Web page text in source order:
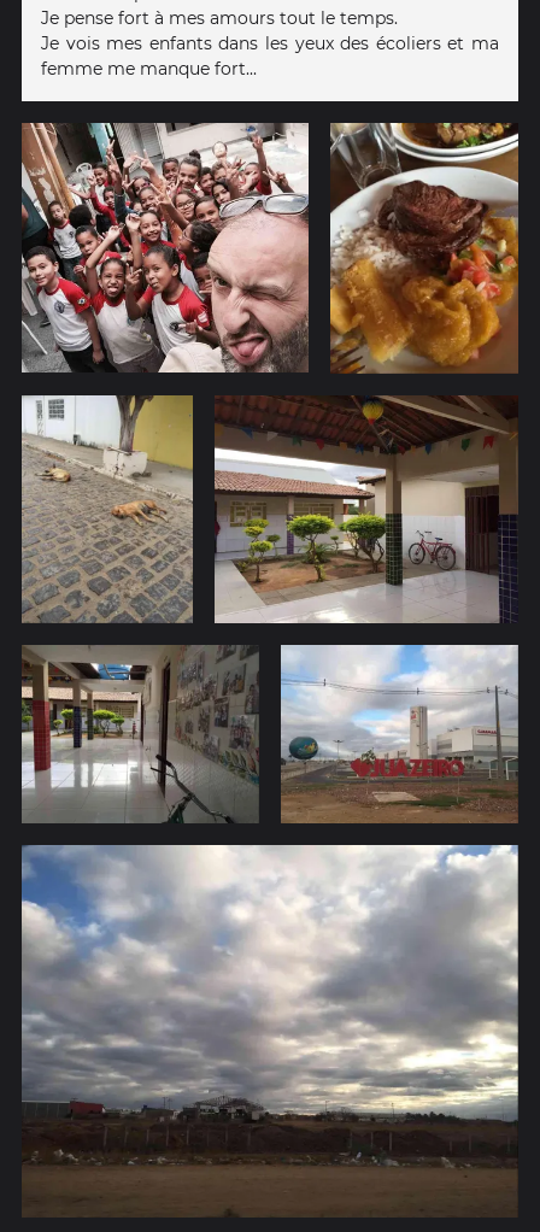
Je pense fort à mes amours tout le temps.
Je vois mes enfants dans les yeux des écoliers et ma
femme me manque fort...